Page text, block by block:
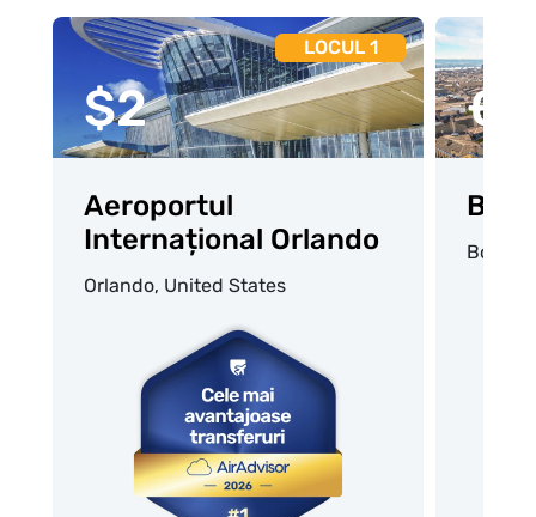
$2
LOCUL 1
Aeroportul
Internațional Orlando
Orlando, United States